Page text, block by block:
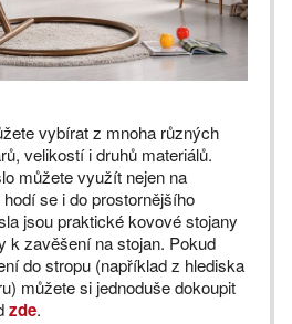
vybírat z mnoha různých
velikostí i druhů materiálů.
můžete využít nejen na
se i do prostornějšího
jsou praktické kovové stojany
k zavěšení na stojan. Pokud
do stropu (například z hlediska
můžete si jednoduše dokoupit
zde.